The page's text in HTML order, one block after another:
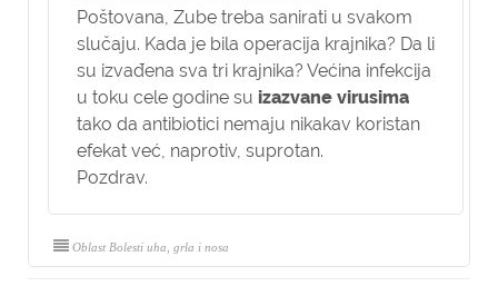
Poštovana, Zube treba sanirati u svakom
slučaju. Kada je bila operacija krajnika? Da li
su izvađena sva tri krajnika? Većina infekcija
u toku cele godine su izazvane virusima
tako da antibiotici nemaju nikakav koristan
efekat već, naprotiv, suprotan.
Pozdrav.
Oblast Bolesti uha, grla i nosa